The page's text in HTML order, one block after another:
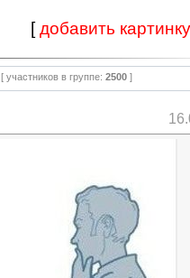
[добавить картинку
[ участников в группе: 2500]